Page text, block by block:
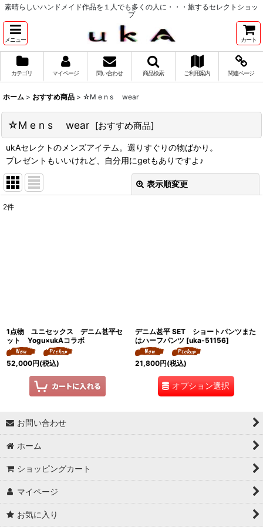
素晴らしいハンドメイド作品を１人でも多くの人に・・・旅するセレクトショッ
プ
メニュー カート
カテゴリ マイページ 問い合わせ 商品検索 ご利用案内 関連ページ
ホーム > おすすめ商品 > ☆M e n s wear
☆M e n s wear [おすすめ商品]
ukAセレクトのメンズアイテム。選りすぐりの物ばかり。
プレゼントもいいけれど、自分用にgetもありですよ♪
表示順変更
2件
1点物 ユニセックス デニム甚平セ
ット Yogu×ukAコラボ
52,000円(税込)
デニム甚平 SET ショートパンツまた
はハーフパンツ [uka-51156]
21,800円(税込)
オプション選択
お問い合わせ
ホーム
ショッピングカート
マイページ
お気に入り